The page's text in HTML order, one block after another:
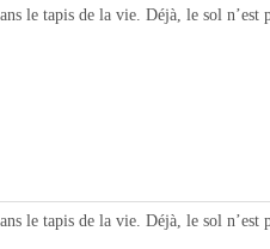
le tapis de la vie. Déjà, le sol n’est
le tapis de la vie. Déjà, le sol n’est